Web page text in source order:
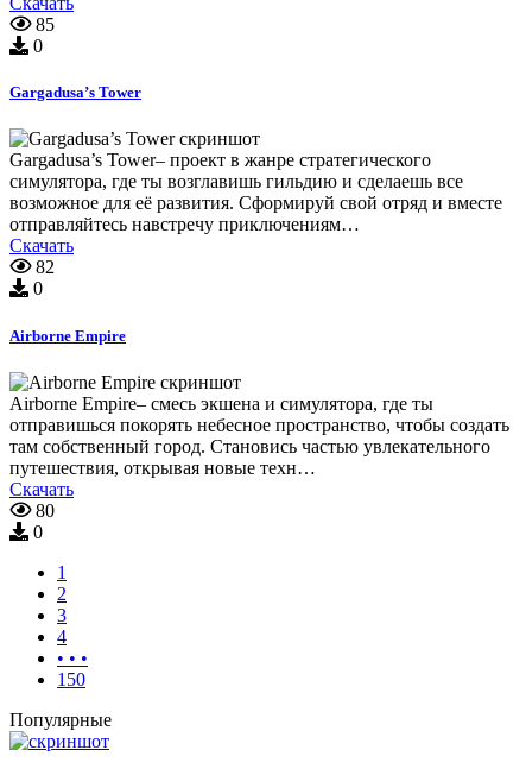
85
0
Gargadusa’s Tower
Gargadusa’s Tower– проект в жанре стратегического
симулятора, где ты возглавишь гильдию и сделаешь все
возможное для её развития. Сформируй свой отряд и вместе
отправляйтесь навстречу приключениям…
Скачать
82
0
Airborne Empire
Airborne Empire– смесь экшена и симулятора, где ты
отправишься покорять небесное пространство, чтобы создать
там собственный город. Становись частью увлекательного
путешествия, открывая новые техн…
Скачать
80
0
1
2
3
4
• • •
150
Популярные